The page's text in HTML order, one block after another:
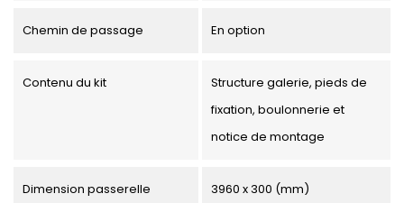
Chemin de passage En option
Contenu du kit
Structure galerie, pieds de
fixation, boulonnerie et
notice de montage
Dimension passerelle 3960 x 300 (mm)